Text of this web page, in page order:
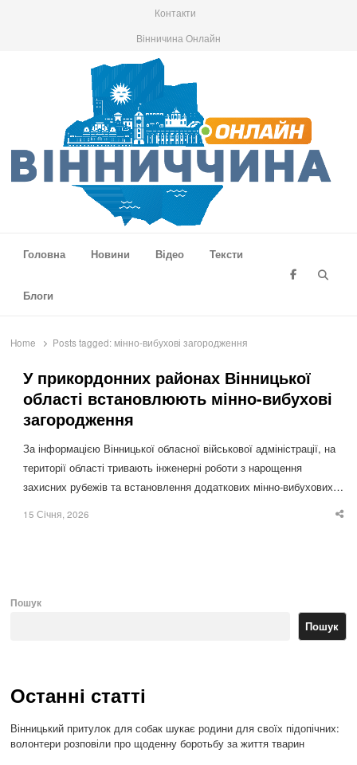
Контакти
Вінничина Онлайн
Головна
Новини Відео Тексти
Блоги
Home Posts tagged: мінно-вибухові загородження
У прикордонних районах Вінницької
області встановлюють мінно-вибухові
загородження
За інформацією Вінницької обласної військової адміністрації, на
території області тривають інженерні роботи з нарощення
захисних рубежів та встановлення додаткових мінно-вибухових…
15 Січня, 2026
Пошук
Пошук
Останні статті
Вінницький притулок для собак шукає родини для своїх підопічних:
волонтери розповіли про щоденну боротьбу за життя тварин